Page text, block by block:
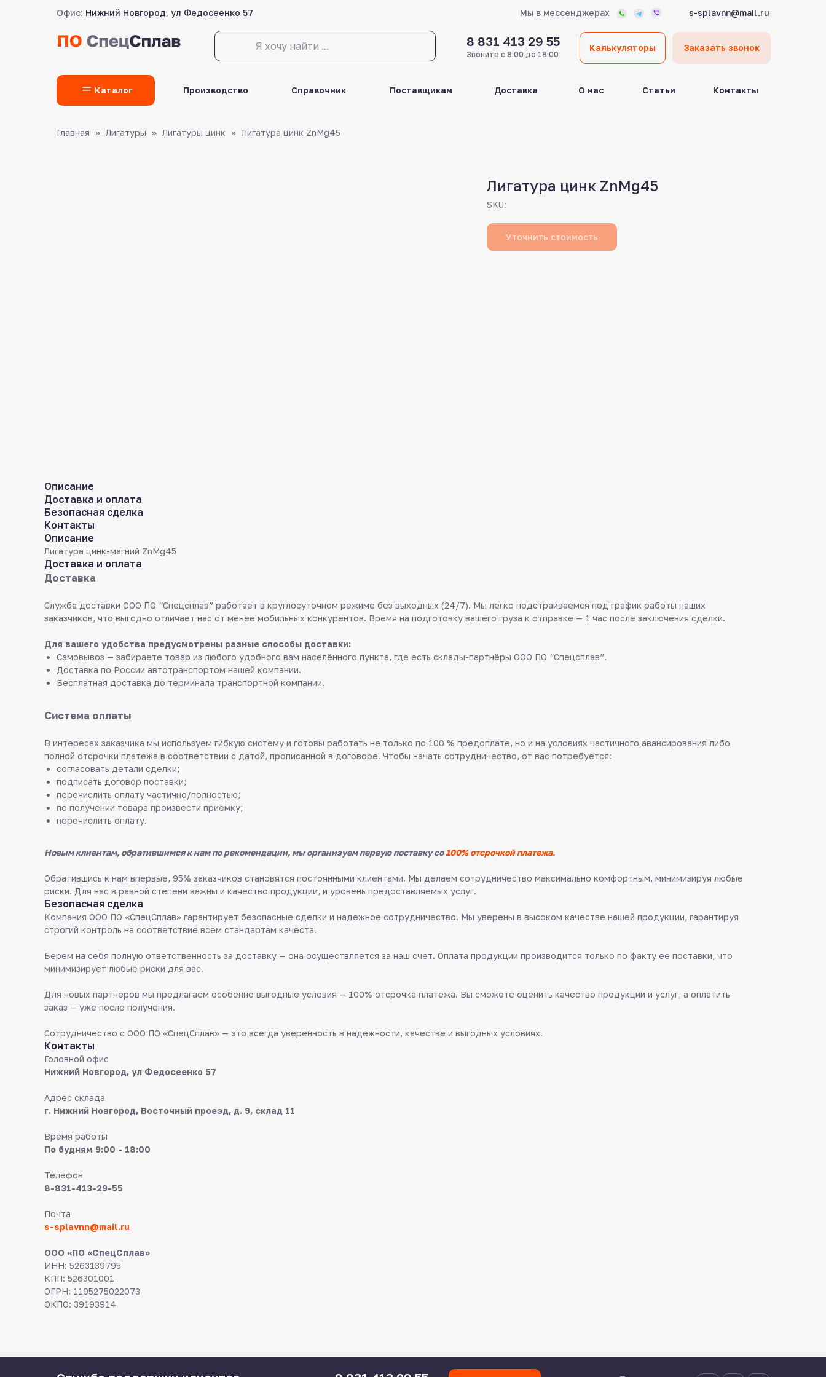
Офис: Нижний Новгород, ул Федосеенко 57 Мы в мессенджерах s-splavnn@mail.ru
Звоните с 8:00 до 18:00
LET'S GO! Производство
Калькуляторы Заказать звонок
Справочник Поставщикам Доставка О нас Статьи Контакты
8 831 413 29 55
Каталог
Главная Лигатуры Лигатуры цинк Лигатура цинк ZnMg45
Лигатура цинк ZnMg45
SKU:
Уточнить стоимость
Описание
Доставка и оплата
Безопасная сделка
Контакты
Описание
Лигатура цинк-магний ZnMg45
Доставка и оплата
Доставка
Служба доставки ООО ПО “Спецсплав” работает в круглосуточном режиме без выходных (24/7). Мы легко подстраиваемся под график работы наших
заказчиков, что выгодно отличает нас от менее мобильных конкурентов. Время на подготовку вашего груза к отправке — 1 час после заключения сделки.
Для вашего удобства предусмотрены разные способы доставки:
Самовывоз — забираете товар из любого удобного вам населённого пункта, где есть склады-партнёры ООО ПО “Спецсплав”.
Доставка по России автотранспортом нашей компании.
Бесплатная доставка до терминала транспортной компании.
Система оплаты
В интересах заказчика мы используем гибкую систему и готовы работать не только по 100 % предоплате, но и на условиях частичного авансирования либо
полной отсрочки платежа в соответствии с датой, прописанной в договоре. Чтобы начать сотрудничество, от вас потребуется:
согласовать детали сделки;
подписать договор поставки;
перечислить оплату частично/полностью;
по получении товара произвести приёмку;
перечислить оплату.
Новым клиентам, обратившимся к нам по рекомендации, мы организуем первую поставку со100% отсрочкой платежа.
Обратившись к нам впервые, 95% заказчиков становятся постоянными клиентами. Мы делаем сотрудничество максимально комфортным, минимизируя любые
риски. Для нас в равной степени важны и качество продукции, и уровень предоставляемых услуг.
Безопасная сделка
Компания ООО ПО «СпецСплав» гарантирует безопасные сделки и надежное сотрудничество. Мы уверены в высоком качестве нашей продукции, гарантируя
строгий контроль на соответствие всем стандартам качеста.
Берем на себя полную ответственность за доставку — она осуществляется за наш счет. Оплата продукции производится только по факту ее поставки, что
минимизирует любые риски для вас.
Для новых партнеров мы предлагаем особенно выгодные условия — 100% отсрочка платежа. Вы сможете оценить качество продукции и услуг, а оплатить
заказ — уже после получения.
Сотрудничество с ООО ПО «СпецСплав» — это всегда уверенность в надежности, качестве и выгодных условиях.
Контакты
Головной офис
Нижний Новгород, ул Федосеенко 57
Адрес склада
г. Нижний Новгород, Восточный проезд, д. 9, склад 11
Время работы
По будням 9:00 - 18:00
Телефон
8-831-413-29-55
Почта
s-splavnn@mail.ru
ООО «ПО «СпецСплав»
ИНН: 5263139795
КПП: 526301001
ОГРН: 1195275022073
ОКПО: 39193914